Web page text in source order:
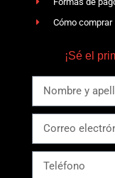
Cómo comprar
¡Sé el